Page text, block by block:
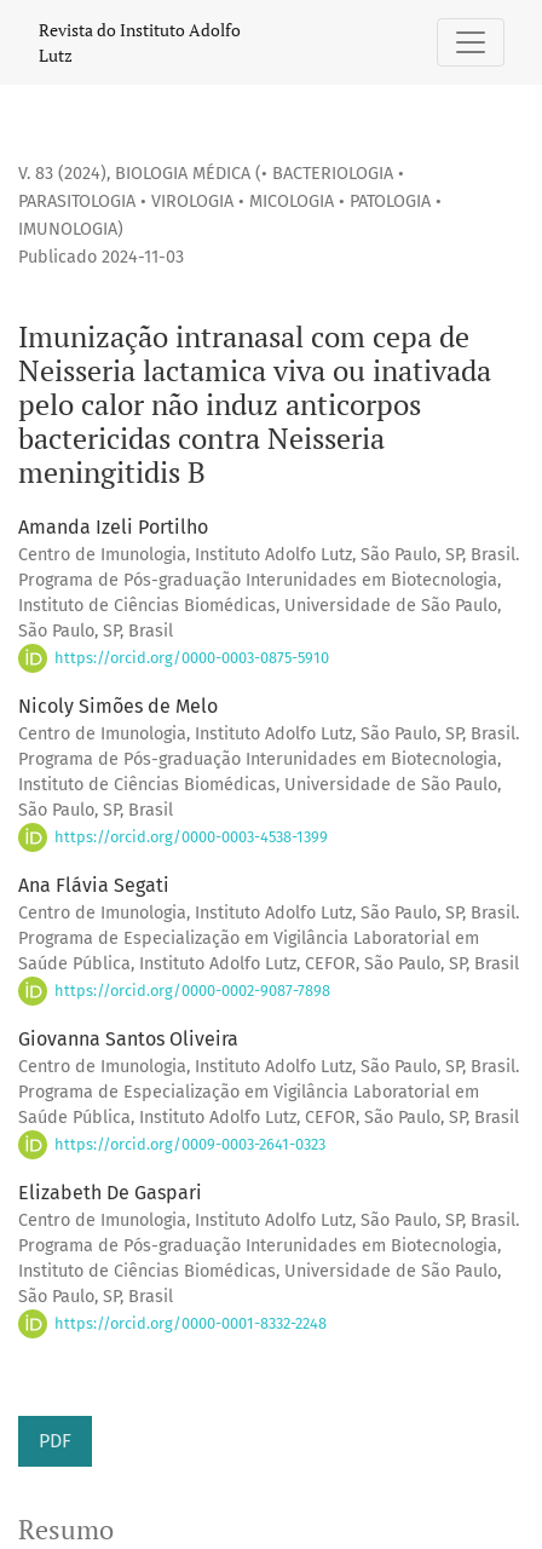
Imunização intranasal com cepa de Neisseria lactamica
Revista do Instituto Adolfo
Lutz
V. 83 (2024), BIOLOGIA MÉDICA (• BACTERIOLOGIA •
PARASITOLOGIA • VIROLOGIA • MICOLOGIA • PATOLOGIA •
IMUNOLOGIA)
Imunização intranasal com cepa de
Neisseria lactamica viva ou inativada
pelo calor não induz anticorpos
bactericidas contra Neisseria
meningitidis B
Publicado 2024-11-03
Amanda Izeli Portilho
Centro de Imunologia, Instituto Adolfo Lutz, São Paulo, SP, Brasil.
Programa de Pós-graduação Interunidades em Biotecnologia,
Instituto de Ciências Biomédicas, Universidade de São Paulo,
São Paulo, SP, Brasil
https://orcid.org/0000-0003-0875-5910
Nicoly Simões de Melo
Centro de Imunologia, Instituto Adolfo Lutz, São Paulo, SP, Brasil.
Programa de Pós-graduação Interunidades em Biotecnologia,
Instituto de Ciências Biomédicas, Universidade de São Paulo,
São Paulo, SP, Brasil
https://orcid.org/0000-0003-4538-1399
Ana Flávia Segati
Centro de Imunologia, Instituto Adolfo Lutz, São Paulo, SP, Brasil.
Programa de Especialização em Vigilância Laboratorial em
Saúde Pública, Instituto Adolfo Lutz, CEFOR, São Paulo, SP, Brasil
https://orcid.org/0000-0002-9087-7898
Giovanna Santos Oliveira
Centro de Imunologia, Instituto Adolfo Lutz, São Paulo, SP, Brasil.
Programa de Especialização em Vigilância Laboratorial em
Saúde Pública, Instituto Adolfo Lutz, CEFOR, São Paulo, SP, Brasil
https://orcid.org/0009-0003-2641-0323
Elizabeth De Gaspari
Centro de Imunologia, Instituto Adolfo Lutz, São Paulo, SP, Brasil.
Programa de Pós-graduação Interunidades em Biotecnologia,
Instituto de Ciências Biomédicas, Universidade de São Paulo,
São Paulo, SP, Brasil
https://orcid.org/0000-0001-8332-2248
PDF
Resumo